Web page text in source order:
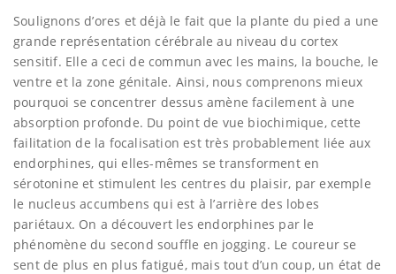
Soulignons d’ores et déjà le fait que la plante du pied a une
grande représentation cérébrale au niveau du cortex
sensitif. Elle a ceci de commun avec les mains, la bouche, le
ventre et la zone génitale. Ainsi, nous comprenons mieux
pourquoi se concentrer dessus amène facilement à une
absorption profonde. Du point de vue biochimique, cette
failitation de la focalisation est très probablement liée aux
endorphines, qui elles-mêmes se transforment en
sérotonine et stimulent les centres du plaisir, par exemple
le nucleus accumbens qui est à l’arrière des lobes
pariétaux. On a découvert les endorphines par le
phénomène du second souffle en jogging. Le coureur se
sent de plus en plus fatigué, mais tout d’un coup, un état de